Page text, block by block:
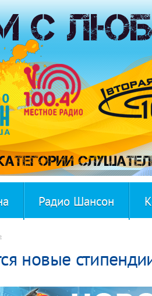
Радио Шансон
новые